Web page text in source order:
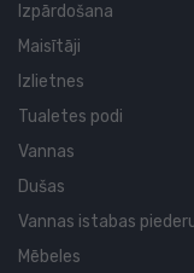
Izpārdošana
Maisītāji
Izlietnes
Tualetes podi
Vannas
Dušas
Vannas istabas
Mēbeles